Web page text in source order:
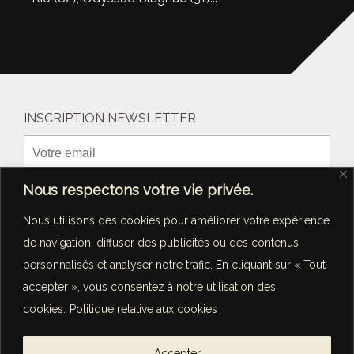
Nous respectons votre vie privée.
Nous utilisons des cookies pour améliorer votre expérience
de navigation, diffuser des publicités ou des contenus
personnalisés et analyser notre trafic. En cliquant sur « Tout
accepter », vous consentez à notre utilisation des
cookies.
Politique relative aux cookies
INSCRIPTION NEWSLETTER
Concerts•Bandes originales•Transmission